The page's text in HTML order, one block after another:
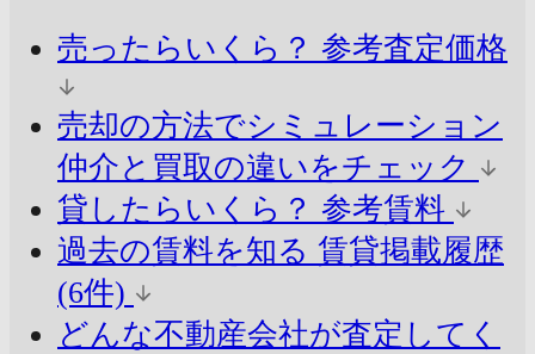
売ったらいくら？ 参考査定価格
売却の方法でシミュレーション
仲介と買取の違いをチェック
貸したらいくら？ 参考賃料
過去の賃料を知る 賃貸掲載履歴
(6件)
どんな不動産会社が査定してく